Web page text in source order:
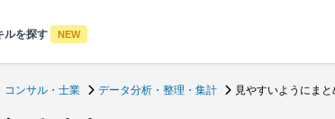
ルを探す NEW
コンサル・士業 データ分析・整理・集計 見やすいようにま